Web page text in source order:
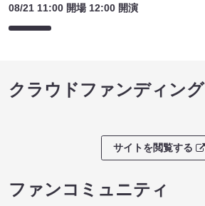
08/21 11:00 開場 12:00 開演
クラウドファンディング
サイトを閲覧する
ファンコミュニティ